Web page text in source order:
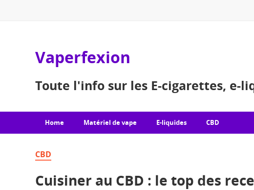
Vaperfexion
Toute l'info sur les E-cigarettes, e-
Home Matériel de vape E-liquides CBD
CBD
Cuisiner au CBD : le top des